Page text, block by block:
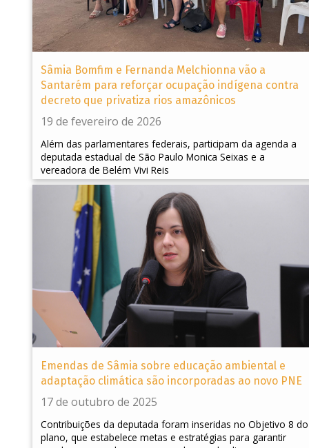
Sâmia Bomfim e Fernanda Melchionna vão a
Santarém para reforçar ocupação indígena contra
decreto que privatiza rios amazônicos
19 de fevereiro de 2026
Além das parlamentares federais, participam da agenda a
deputada estadual de São Paulo Monica Seixas e a
vereadora de Belém Vivi Reis
Emendas de Sâmia sobre educação ambiental e
adaptação climática são incorporadas ao novo PNE
17 de outubro de 2025
Contribuições da deputada foram inseridas no Objetivo 8 do
plano, que estabelece metas e estratégias para garantir